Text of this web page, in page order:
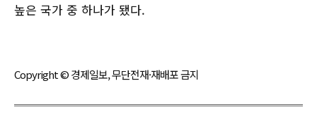
높은 국가 중 하나가 됐다.
Copyright © 경제일보, 무단전재·재배포 금지